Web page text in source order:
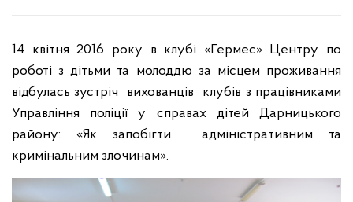
14 квітня 2016 року в клубі «Гермес» Центру по
роботі з дітьми та молоддю за місцем проживання
відбулась зустріч вихованців клубів з працівниками
Управління поліції у справах дітей Дарницького
району: «Як запобігти адміністративним та
кримінальним злочинам».